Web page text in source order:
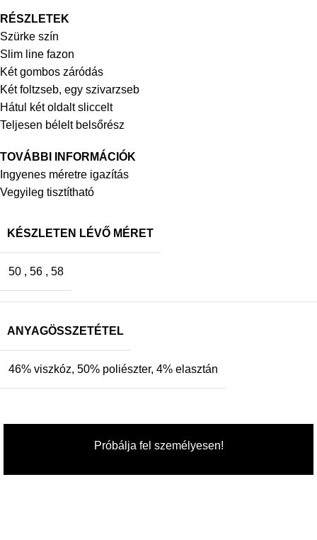
RÉSZLETEK
Szürke szín
Slim line fazon
Két gombos záródás
Két foltzseb, egy szivarzseb
Hátul két oldalt sliccelt
Teljesen bélelt belsőrész
TOVÁBBI INFORMÁCIÓK
Ingyenes méretre igazítás
Vegyileg tisztítható
KÉSZLETEN LÉVŐ MÉRET
50 , 56 , 58
ANYAGÖSSZETÉTEL
46% viszkóz, 50% poliészter, 4% elasztán
Próbálja fel személyesen!